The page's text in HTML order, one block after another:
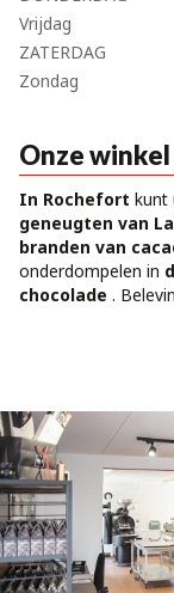
Vrijdag
ZATERDAG
Zondag
Onze
In Rochefort kunt
geneugten van
branden van
onderdompelen in
chocolade .